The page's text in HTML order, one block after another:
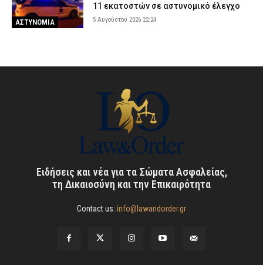
ΑΣΤΥΝΟΜΙΑ
11 εκατοστών σε αστυνομικό έλεγχο
5 Αυγούστου 2026 22:24
Ειδήσεις και νέα για τα Σώματα Ασφαλείας,
τη Δικαιοσύνη και την Επικαιρότητα
Contact us: info@lawandorder.gr